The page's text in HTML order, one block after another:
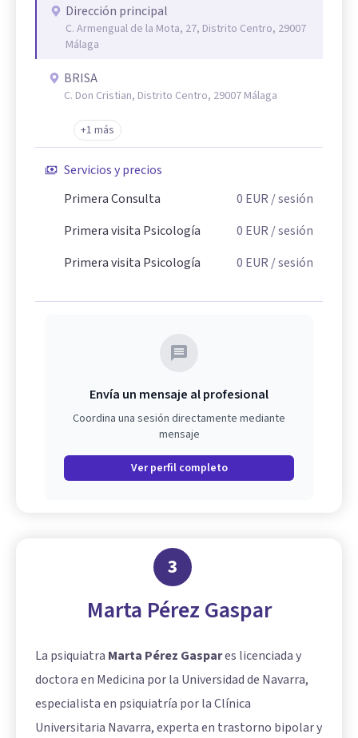
Dirección principal
C. Armengual de la Mota, 27, Distrito Centro, 29007
Málaga
BRISA
C. Don Cristian, Distrito Centro, 29007 Málaga
+1 más
Servicios y precios
Primera Consulta
0 EUR / sesión
Primera visita Psicología
0 EUR / sesión
Primera visita Psicología
0 EUR / sesión
Envía un mensaje al profesional
Coordina una sesión directamente mediante
mensaje
Ver perfil completo
3
Marta Pérez Gaspar
La psiquiatra Marta Pérez Gaspares licenciada y
doctora en Medicina por la Universidad de Navarra,
especialista en psiquiatría por la Clínica
Universitaria Navarra, experta en trastorno bipolar y